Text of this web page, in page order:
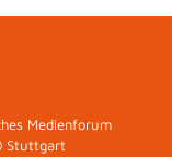
Medienforum
Stuttgart